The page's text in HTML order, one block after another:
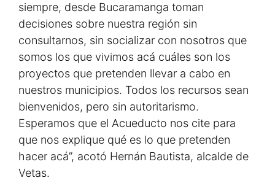
siempre, desde Bucaramanga toman
decisiones sobre nuestra región sin
consultarnos, sin socializar con nosotros que
somos los que vivimos acá cuáles son los
proyectos que pretenden llevar a cabo en
nuestros municipios. Todos los recursos sean
bienvenidos, pero sin autoritarismo.
Esperamos que el Acueducto nos cite para
que nos explique qué es lo que pretenden
hacer acá”, acotó Hernán Bautista, alcalde de
Vetas.